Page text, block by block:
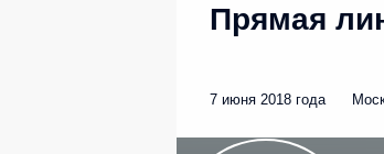
Прямая
7 июня 2018 года